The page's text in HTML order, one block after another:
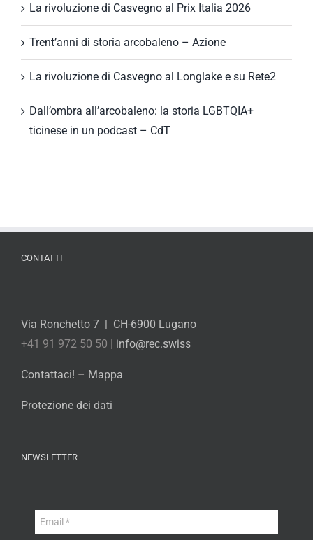
La rivoluzione di Casvegno al Prix Italia 2026
Trent’anni di storia arcobaleno – Azione
La rivoluzione di Casvegno al Longlake e su Rete2
Dall’ombra all’arcobaleno: la storia LGBTQIA+
ticinese in un podcast – CdT
CONTATTI
Via Ronchetto 7 | CH-6900 Lugano
+41 91 972 50 50 | info@rec.swiss
Contattaci! – Mappa
Protezione dei dati
NEWSLETTER